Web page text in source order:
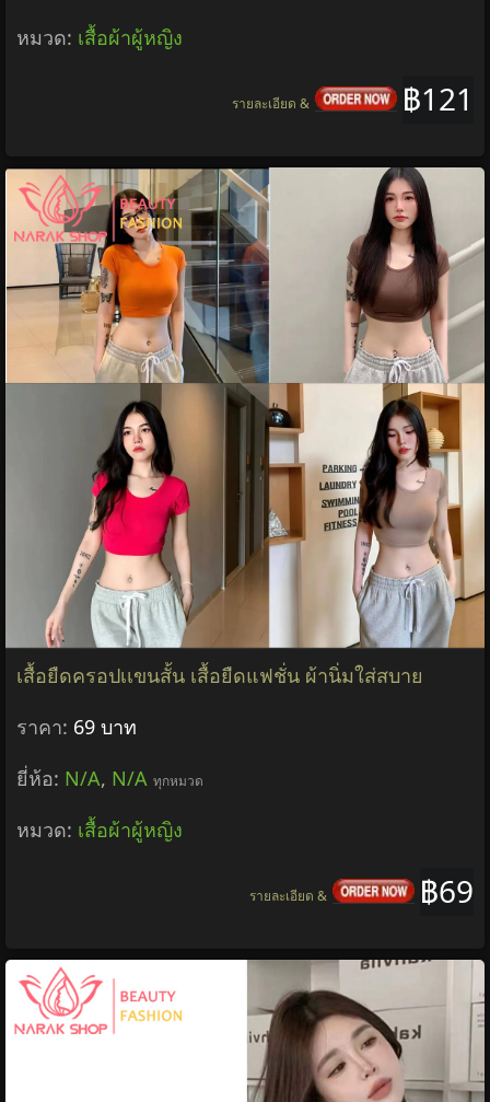
หมวด: เสื้อผ้าผู้หญิง
฿121
รายละเอียด &
เสื้อยืดครอปเเขนสั้น เสื้อยืดแฟชั่น ผ้านิ่มใส่สบาย
ราคา: 69 บาท
ยี่ห้อ: N/A, N/A ทุกหมวด
หมวด: เสื้อผ้าผู้หญิง
฿69
รายละเอียด &